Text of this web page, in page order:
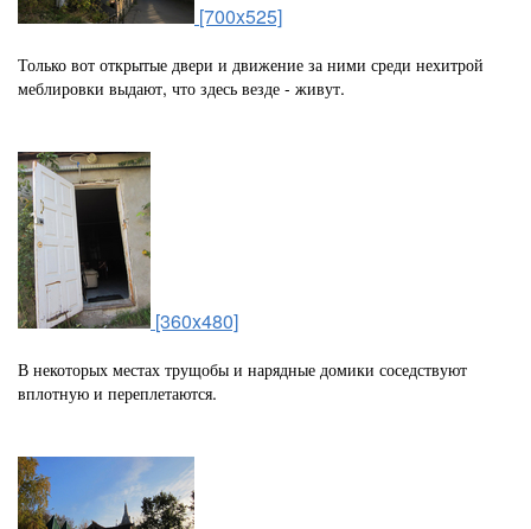
[700x525]
Только вот открытые двери и движение за ними среди нехитрой
меблировки выдают, что здесь везде - живут.
[360x480]
В некоторых местах трущобы и нарядные домики соседствуют
вплотную и переплетаются.